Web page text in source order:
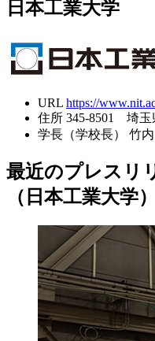
日本工業大学
URL https://
住所 345-8501 埼玉
学長（学校長）
竹
最近のプレスリ
（日本工業大学）